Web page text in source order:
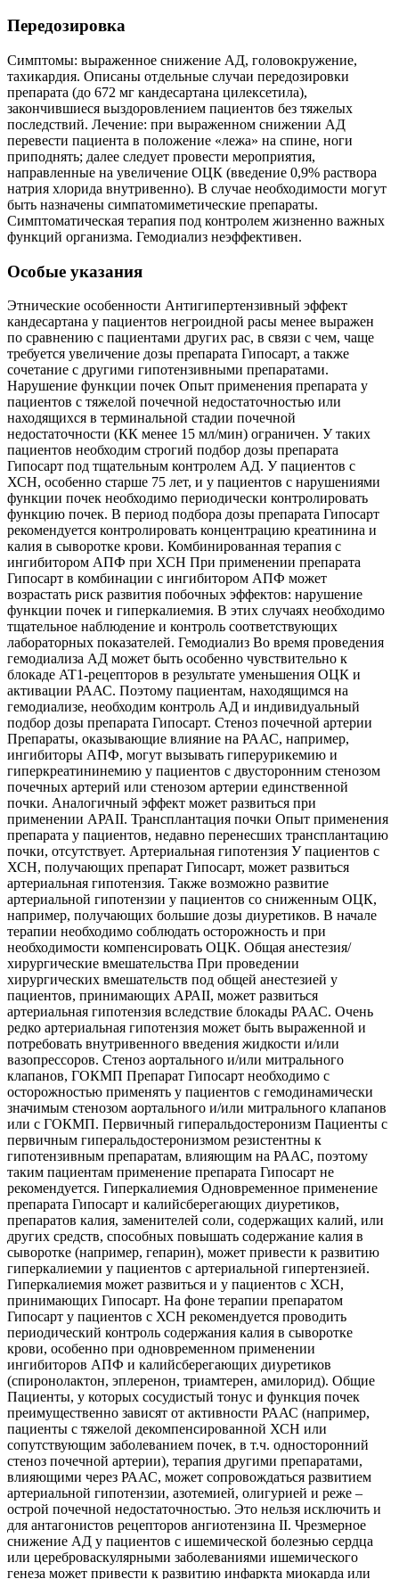
Передозировка
Симптомы: выраженное снижение АД, головокружение,
тахикардия. Описаны отдельные случаи передозировки
препарата (до 672 мг кандесартана цилексетила),
закончившиеся выздоровлением пациентов без тяжелых
последствий. Лечение: при выраженном снижении АД
перевести пациента в положение «лежа» на спине, ноги
приподнять; далее следует провести мероприятия,
направленные на увеличение ОЦК (введение 0,9% раствора
натрия хлорида внутривенно). В случае необходимости могут
быть назначены симпатомиметические препараты.
Симптоматическая терапия под контролем жизненно важных
функций организма. Гемодиализ неэффективен.
Особые указания
Этнические особенности Антигипертензивный эффект
кандесартана у пациентов негроидной расы менее выражен
по сравнению с пациентами других рас, в связи с чем, чаще
требуется увеличение дозы препарата Гипосарт, а также
сочетание с другими гипотензивными препаратами.
Нарушение функции почек Опыт применения препарата у
пациентов с тяжелой почечной недостаточностью или
находящихся в терминальной стадии почечной
недостаточности (КК менее 15 мл/мин) ограничен. У таких
пациентов необходим строгий подбор дозы препарата
Гипосарт под тщательным контролем АД. У пациентов с
ХСН, особенно старше 75 лет, и у пациентов с нарушениями
функции почек необходимо периодически контролировать
функцию почек. В период подбора дозы препарата Гипосарт
рекомендуется контролировать концентрацию креатинина и
калия в сыворотке крови. Комбинированная терапия с
ингибитором АПФ при ХСН При применении препарата
Гипосарт в комбинации с ингибитором АПФ может
возрастать риск развития побочных эффектов: нарушение
функции почек и гиперкалиемия. В этих случаях необходимо
тщательное наблюдение и контроль соответствующих
лабораторных показателей. Гемодиализ Во время проведения
гемодиализа АД может быть особенно чувствительно к
блокаде AT1-рецепторов в результате уменьшения ОЦК и
активации РААС. Поэтому пациентам, находящимся на
гемодиализе, необходим контроль АД и индивидуальный
подбор дозы препарата Гипосарт. Стеноз почечной артерии
Препараты, оказывающие влияние на РААС, например,
ингибиторы АПФ, могут вызывать гиперурикемию и
гиперкреатининемию у пациентов с двусторонним стенозом
почечных артерий или стенозом артерии единственной
почки. Аналогичный эффект может развиться при
применении АРАII. Трансплантация почки Опыт применения
препарата у пациентов, недавно перенесших трансплантацию
почки, отсутствует. Артериальная гипотензия У пациентов с
ХСН, получающих препарат Гипосарт, может развиться
артериальная гипотензия. Также возможно развитие
артериальной гипотензии у пациентов со сниженным ОЦК,
например, получающих большие дозы диуретиков. В начале
терапии необходимо соблюдать осторожность и при
необходимости компенсировать ОЦК. Общая анестезия/
хирургические вмешательства При проведении
хирургических вмешательств под общей анестезией у
пациентов, принимающих АРАII, может развиться
артериальная гипотензия вследствие блокады РААС. Очень
редко артериальная гипотензия может быть выраженной и
потребовать внутривенного введения жидкости и/или
вазопрессоров. Стеноз аортального и/или митрального
клапанов, ГОКМП Препарат Гипосарт необходимо с
осторожностью применять у пациентов с гемодинамически
значимым стенозом аортального и/или митрального клапанов
или с ГОКМП. Первичный гиперальдостеронизм Пациенты с
первичным гиперальдостеронизмом резистентны к
гипотензивным препаратам, влияющим на РААС, поэтому
таким пациентам применение препарата Гипосарт не
рекомендуется. Гиперкалиемия Одновременное применение
препарата Гипосарт и калийсберегающих диуретиков,
препаратов калия, заменителей соли, содержащих калий, или
других средств, способных повышать содержание калия в
сыворотке (например, гепарин), может привести к развитию
гиперкалиемии у пациентов с артериальной гипертензией.
Гиперкалиемия может развиться и у пациентов с ХСН,
принимающих Гипосарт. На фоне терапии препаратом
Гипосарт у пациентов с ХСН рекомендуется проводить
периодический контроль содержания калия в сыворотке
крови, особенно при одновременном применении
ингибиторов АПФ и калийсберегающих диуретиков
(спиронолактон, эплеренон, триамтерен, амилорид). Общие
Пациенты, у которых сосудистый тонус и функция почек
преимущественно зависят от активности РААС (например,
пациенты с тяжелой декомпенсированной ХСН или
сопутствующим заболеванием почек, в т.ч. односторонний
стеноз почечной артерии), терапия другими препаратами,
влияющими через РААС, может сопровождаться развитием
артериальной гипотензии, азотемией, олигурией и реже –
острой почечной недостаточностью. Это нельзя исключить и
для антагонистов рецепторов ангиотензина II. Чрезмерное
снижение АД у пациентов с ишемической болезнью сердца
или цереброваскулярными заболеваниями ишемического
генеза может привести к развитию инфаркта миокарда или